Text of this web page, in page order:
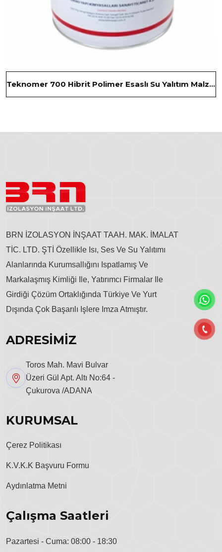
Teknomer 700 Hibrit Polimer Esaslı Su Yalıtım Malzemesi
BRN İZOLASYON İNŞAAT TAAH. MAK. İMALAT
TİC. LTD. ŞTİ Özellikle Isı, Ses Ve Su Yalıtımı
Alanlarında Kurumsallığını Ispatlamış Ve
Markalaşmış Kimliği Ile, Yatırımcı Firmalar Ile
Girdiği Çözüm Ortaklığında Türkiye Ve Yurt
Dışında Çok Başarılı Işlere Imza Atmıştır.
ADRESİMİZ
Toros Mah. Mavi Bulvar
Üzeri Gül Apt. Altı No:64 -
Çukurova /ADANA
KURUMSAL
Çerez Politikası
K.V.K.K Başvuru Formu
Aydınlatma Metni
Çalışma Saatleri
Pazartesi - Cuma: 08:00 - 18:30